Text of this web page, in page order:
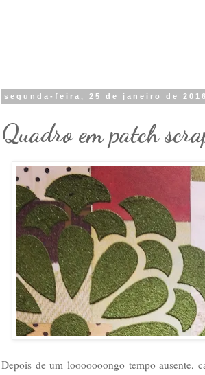
segunda-feira, 25 de janeiro de 2016
Quadro em patch
Depois de um looooooongo tempo ausente,